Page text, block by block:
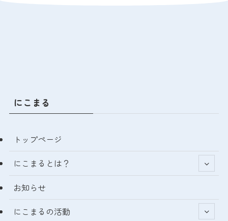
にこまる
トップページ
にこまるとは？
お知らせ
にこまるの活動